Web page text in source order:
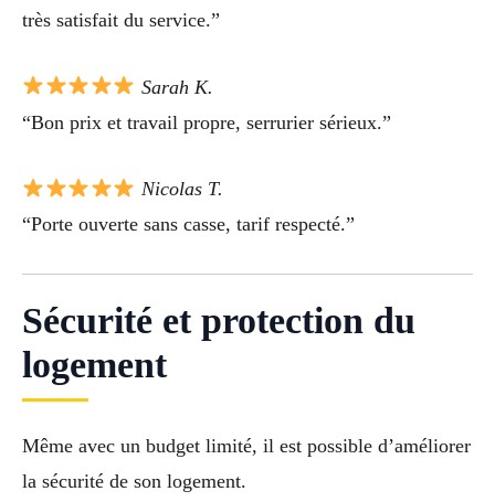
très satisfait du service.”
Sarah K.
“Bon prix et travail propre, serrurier sérieux.”
Nicolas T.
“Porte ouverte sans casse, tarif respecté.”
Sécurité et protection du
logement
Même avec un budget limité, il est possible d’améliorer
la sécurité de son logement.